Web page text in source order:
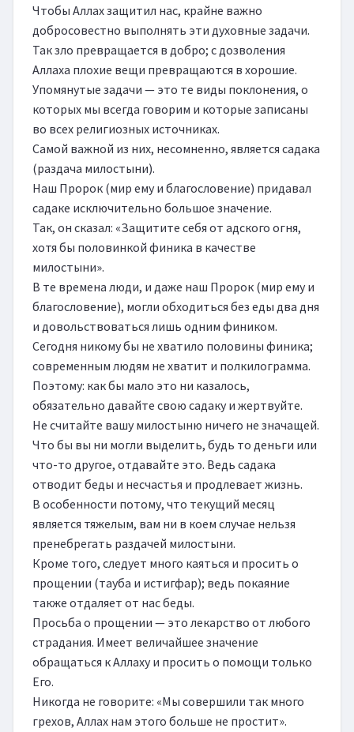
Чтобы Аллах защитил нас, крайне важно
добросовестно выполнять эти духовные задачи.
Так зло превращается в добро; с дозволения
Аллаха плохие вещи превращаются в хорошие.
Упомянутые задачи — это те виды поклонения, о
которых мы всегда говорим и которые записаны
во всех религиозных источниках.
Самой важной из них, несомненно, является садака
(раздача милостыни).
Наш Пророк (мир ему и благословение) придавал
садаке исключительно большое значение.
Так, он сказал: «Защитите себя от адского огня,
хотя бы половинкой финика в качестве
милостыни».
В те времена люди, и даже наш Пророк (мир ему и
благословение), могли обходиться без еды два дня
и довольствоваться лишь одним фиником.
Сегодня никому бы не хватило половины финика;
современным людям не хватит и полкилограмма.
Поэтому: как бы мало это ни казалось,
обязательно давайте свою садаку и жертвуйте.
Не считайте вашу милостыню ничего не значащей.
Что бы вы ни могли выделить, будь то деньги или
что-то другое, отдавайте это. Ведь садака
отводит беды и несчастья и продлевает жизнь.
В особенности потому, что текущий месяц
является тяжелым, вам ни в коем случае нельзя
пренебрегать раздачей милостыни.
Кроме того, следует много каяться и просить о
прощении (тауба и истигфар); ведь покаяние
также отдаляет от нас беды.
Просьба о прощении — это лекарство от любого
страдания. Имеет величайшее значение
обращаться к Аллаху и просить о помощи только
Его.
Никогда не говорите: «Мы совершили так много
грехов, Аллах нам этого больше не простит».